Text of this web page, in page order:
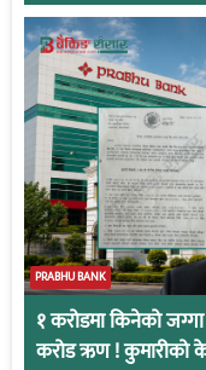
PRABHU BANK
१ करोडमा किनेको
करोड ऋण ! कुमारीको